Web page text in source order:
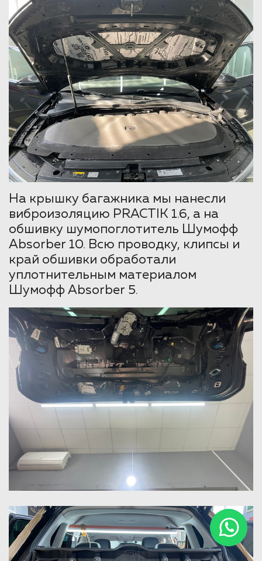
На крышку багажника мы нанесли
виброизоляцию PRACTIK 1.6, а на
обшивку шумопоглотитель Шумофф
Absorber 10. Всю проводку, клипсы и
край обшивки обработали
уплотнительным материалом
Шумофф Absorber 5.